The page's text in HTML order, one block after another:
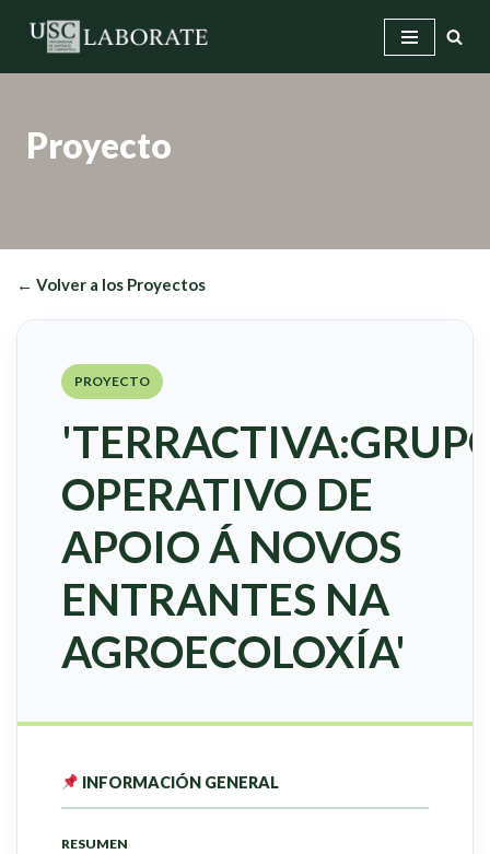
Saltar
Proyecto
← Volver a los Proyectos
PROYECTO
OPERATIVO DE
APOIO Á NOVOS
ENTRANTES NA
AGROECOLOXÍA'
INFORMACIÓN GENERAL
RESUMEN